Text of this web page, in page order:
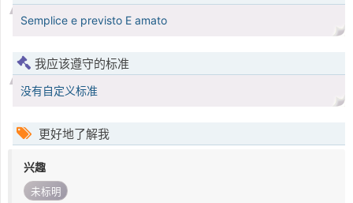
Semplice e previsto E amato
我应该遵守的标准
没有自定义标准
更好地了解我
兴趣
未标明